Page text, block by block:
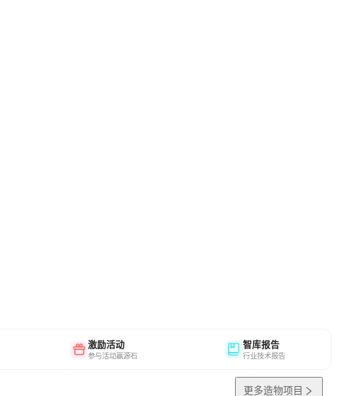
激励活动
参与活动赢源石
智库报告
行业技术报告
更多造物项目